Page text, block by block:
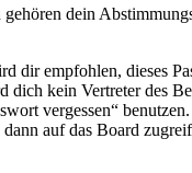
dein
dir empfohlen, dieses
kein Vertreter des
vergessen“
auf das Board